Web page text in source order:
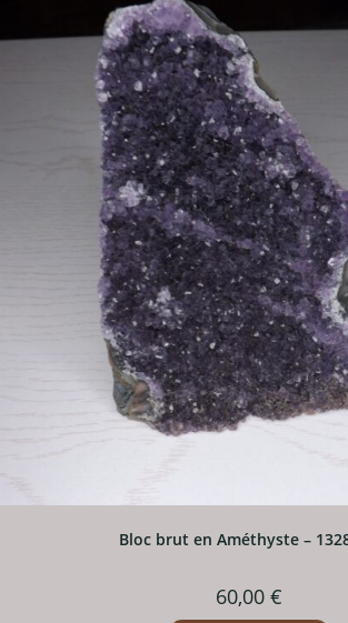
Bloc brut en Améthyste –
60,00 €